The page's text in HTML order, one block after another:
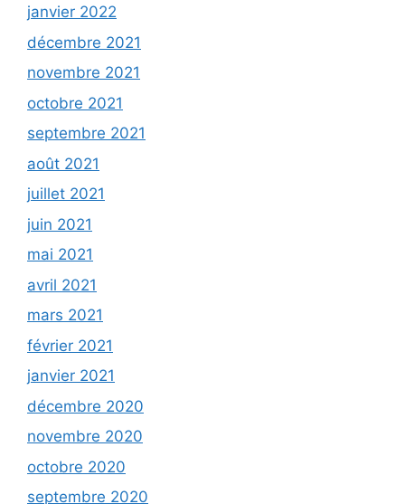
janvier 2022
décembre 2021
novembre 2021
octobre 2021
septembre 2021
août 2021
juillet 2021
juin 2021
mai 2021
avril 2021
mars 2021
février 2021
janvier 2021
décembre 2020
novembre 2020
octobre 2020
septembre 2020